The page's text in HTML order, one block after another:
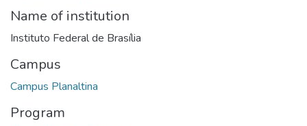
Name of institution
Instituto Federal de Brasília
Campus
Campus Planaltina
Program